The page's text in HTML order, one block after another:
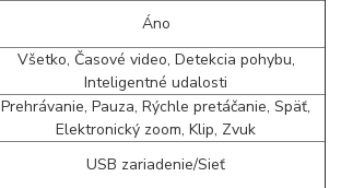
Áno
Všetko, Časové video, Detekcia pohybu,
Inteligentné udalosti
Prehrávanie, Pauza, Rýchle pretáčanie, Späť,
Elektronický zoom, Klip, Zvuk
USB zariadenie/Sieť